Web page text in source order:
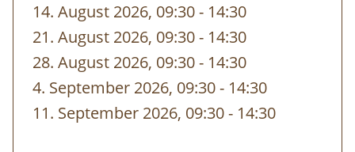
14. August 2026, 09:30- bis
14:30
21. August 2026, 09:30- bis
14:30
28. August 2026, 09:30- bis
14:30
4. September 2026, 09:30- bis
14:30
11. September 2026, 09:30- bis
14:30